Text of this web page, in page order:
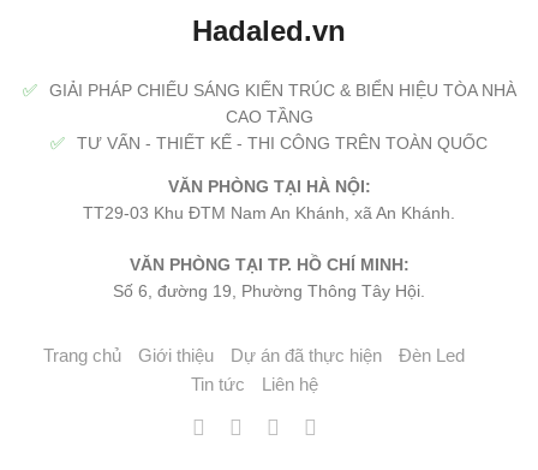
Hadaled.vn
✅
GIẢI PHÁP CHIẾU SÁNG KIẾN TRÚC & BIỂN HIỆU TÒA NHÀ
CAO TẦNG
✅
TƯ VẤN - THIẾT KẾ - THI CÔNG TRÊN TOÀN QUỐC
VĂN PHÒNG TẠI HÀ NỘI:
TT29-03 Khu ĐTM Nam An Khánh, xã An Khánh.
VĂN PHÒNG TẠI TP. HỒ CHÍ MINH:
Số 6, đường 19, Phường Thông Tây Hội.
Trang chủ Giới thiệu Dự án đã thực hiện
Đèn Led
Tin tức
Liên hệ